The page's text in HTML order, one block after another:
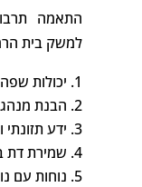
התאמה
למשק בית
יכולות שפה
הבנת
ידע תזונתי
שמירת דת
נוחות עם